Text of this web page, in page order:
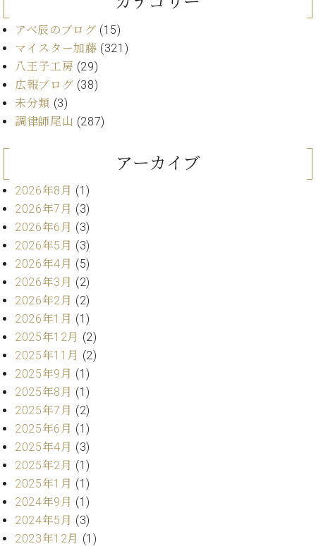
ュ
タ
イ
ン
レ
ジ
デ
C.
ベ
ヒ
シ
ュ
タ
ン
コ
ン
サ
ー
ト
グ
ラ
ン
ド
ピ
ア
C.
ベ
ア
ノ
製
造
番
号
ュ
ン
を
弾
く
ベ
ヒ
タ
イ
ン・
シ
ュ
レ
納
入
実
績
ホ
ー
ス
タ
ジ
オ
キ
ャ
ン
ペ
ー
ン
ー
ト
レ
ッ
ス
ン
イ
ン
ト
代
理
店
主
催
ベ
ン
ト
店
舗・
サ
ロ
ン・
的
に
学
ぶ
方
ま
で
ベヒ
シュ
タイ
ン・
シュ
ーレ
音楽
教室
ヒ
シ
ュ
タ
イ
ン
・
セ
ト
ラ
会
社
案
お
問
合
アベ辰のブログ (15)
マイスター加藤 (321)
八王子工房 (29)
広報ブログ (38)
未分類 (3)
調律師尾山 (287)
アーカイブ
2026年8月 (1)
2026年7月 (3)
2026年6月 (3)
2026年5月 (3)
2026年4月 (5)
2026年3月 (2)
2026年2月 (2)
2026年1月 (1)
2025年12月 (2)
2025年11月 (2)
2025年9月 (1)
2025年8月 (1)
2025年7月 (2)
2025年6月 (1)
2025年4月 (3)
2025年2月 (1)
2025年1月 (1)
2024年9月 (1)
2024年5月 (3)
2023年12月 (1)